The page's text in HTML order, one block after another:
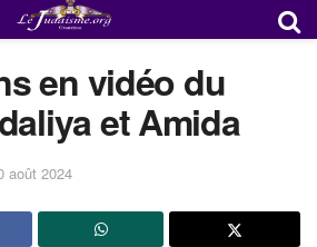
en vidéo du
et Amida
août 2024